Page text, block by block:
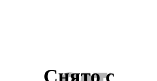
Снято с